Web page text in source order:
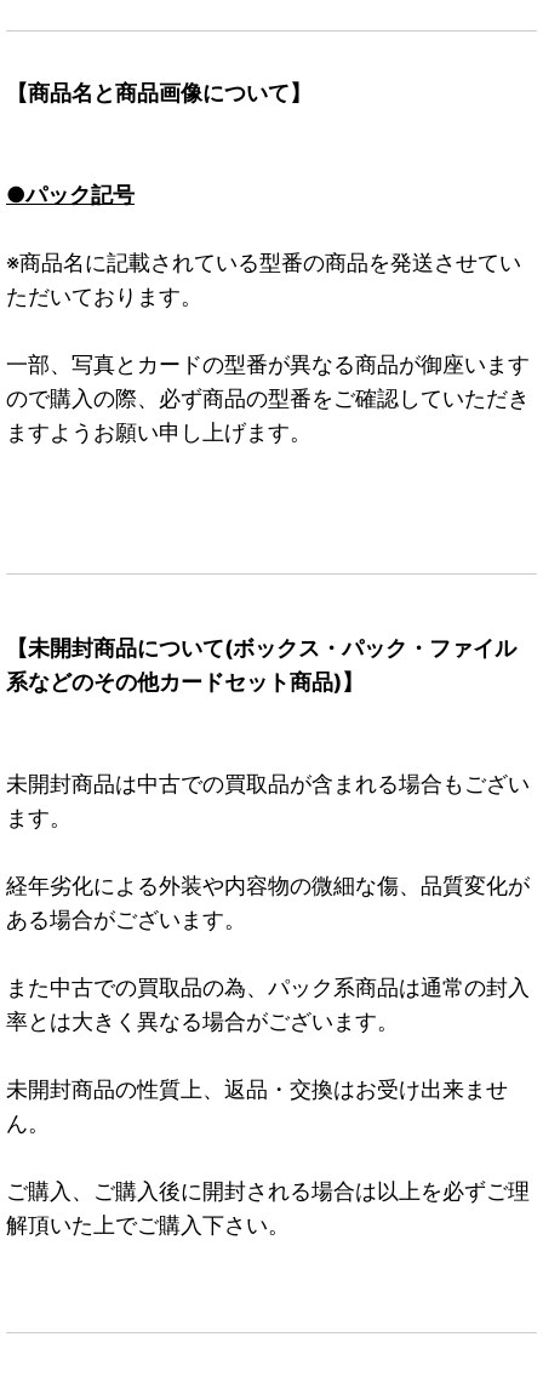
【商品名と商品画像について】
●パック記号
※商品名に記載されている型番の商品を発送させてい
ただいております。
一部、写真とカードの型番が異なる商品が御座います
ので購入の際、必ず商品の型番をご確認していただき
ますようお願い申し上げます。
【未開封商品について(ボックス・パック・ファイル
系などのその他カードセット商品)】
未開封商品は中古での買取品が含まれる場合もござい
ます。
経年劣化による外装や内容物の微細な傷、品質変化が
ある場合がございます。
また中古での買取品の為、パック系商品は通常の封入
率とは大きく異なる場合がございます。
未開封商品の性質上、返品・交換はお受け出来ませ
ん。
ご購入、ご購入後に開封される場合は以上を必ずご理
解頂いた上でご購入下さい。